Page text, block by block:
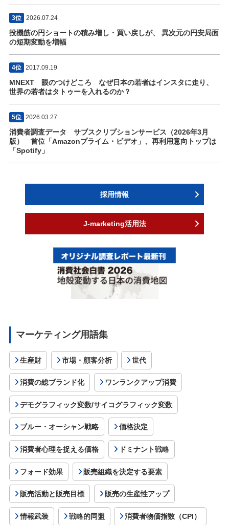
3位 2026.07.24
投機筋の円ショートの積み増し・買い戻しが、 異次元の円安局面
の短期変動を増幅
4位 2017.09.19
MNEXT 眼のつけどころ なぜ日本の若者はインスタに走り、
世界の若者はタトゥーを入れるのか？
5位 2026.03.27
消費者調査データ サブスクリプションサービス（2026年3月
版） 首位「Amazonプライム・ビデオ」、再利用意向トップは
「Spotify」
採用情報
J-marketing活用法
マーケティング用語集
生産財 市場・顧客分析 世代
消費の総ブランド化 ワンランクアップ消費
デモグラフィック変数/サイコグラフィック変数
ブルー・オーシャン戦略 価格決定
消費者心理を捉える価格 ドミナント戦略
フォード効果 販売組織を決定する要素
販売活動と販売目標 販売の生産性アップ
情報武装 戦略的同盟 消費者物価指数（CPI）